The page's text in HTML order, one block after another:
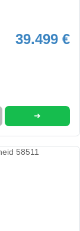
39.499 €
➜